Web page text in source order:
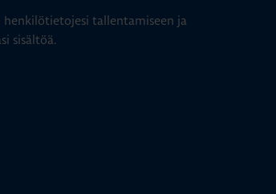
henkilötietojesi tallentamiseen ja
sisältöä.